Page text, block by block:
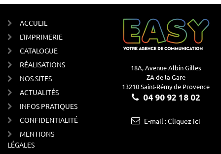
ACCUEIL
L'IMPRIMERIE
CATALOGUE
RÉALISATIONS
NOS SITES
ACTUALITÉS
INFOS PRATIQUES
CONFIDENTIALITÉ
MENTIONS
LÉGALES
18A, Avenue Albin Gilles
ZA de la Gare
13210 Saint-Rémy de Provence
04 90 92 18 02
E-mail : Cliquez ici